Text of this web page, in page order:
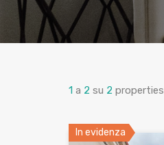
1 a 2 su 2 properties
In evidenza